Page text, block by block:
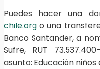
Puedes hacer una
chile.org o una
Banco Santander, a
Sufre, RUT
asunto: Educación niños